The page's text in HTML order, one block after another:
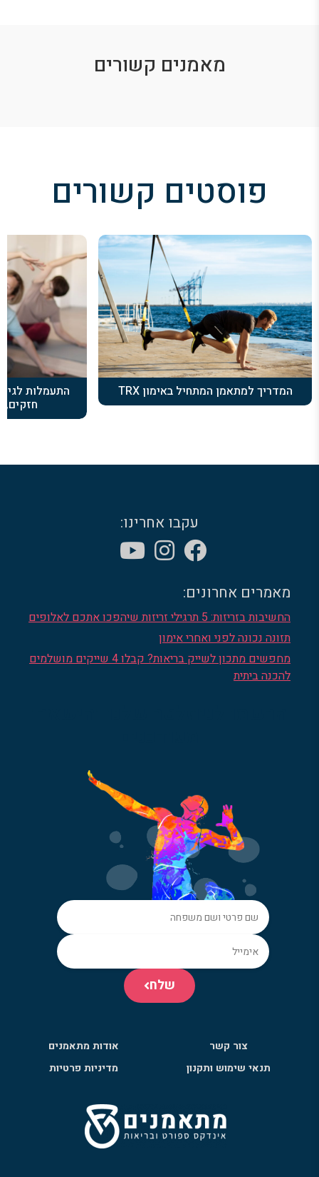
מאמנים קשורים
פוסטים קשורים
המדריך למתאמן המתחיל באימון TRX התעמלות
חזקים,
עקבו אחרינו:
מאמרים אחרונים:
החשיבות בזריזות: 5 תרגילי זריזות שיהפכו אתכם לאלופים
תזונה נכונה לפני ואחרי אימון
מחפשים מתכון לשייק בריאות? קבלו 4 שייקים מושלמים
להכנה ביתית
שלח
צור קשר
אודות מתאמנים
תנאי שימוש ותקנון
מדיניות פרטיות